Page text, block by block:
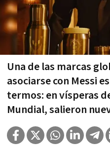
Una de las marcas
asociarse con Messi
termos: en vísperas
Mundial, salieron